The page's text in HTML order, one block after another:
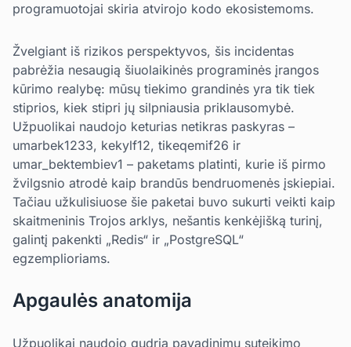
programuotojai skiria atvirojo kodo ekosistemoms.
Žvelgiant iš rizikos perspektyvos, šis incidentas
pabrėžia nesaugią šiuolaikinės programinės įrangos
kūrimo realybę: mūsų tiekimo grandinės yra tik tiek
stiprios, kiek stipri jų silpniausia priklausomybė.
Užpuolikai naudojo keturias netikras paskyras –
umarbek1233, kekylf12, tikeqemif26 ir
umar_bektembiev1 – paketams platinti, kurie iš pirmo
žvilgsnio atrodė kaip brandūs bendruomenės įskiepiai.
Tačiau užkulisiuose šie paketai buvo sukurti veikti kaip
skaitmeninis Trojos arklys, nešantis kenkėjišką turinį,
galintį pakenkti „Redis“ ir „PostgreSQL“
egzemplioriams.
Apgaulės anatomija
Užpuolikai naudojo gudrią pavadinimų suteikimo